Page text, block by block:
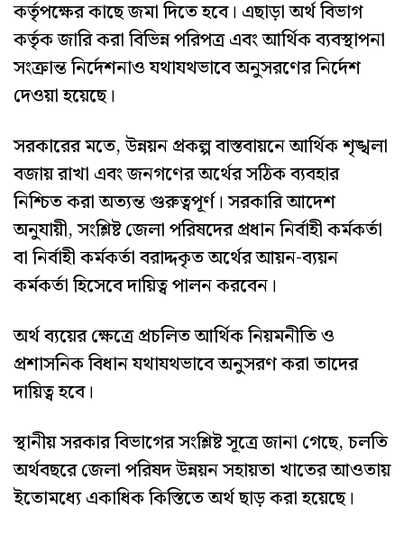
কর্তৃপক্ষের কাছে জমা দিতে হবে। এছাড়া অর্থ বিভাগ
কর্তৃক জারি করা বিভিন্ন পরিপত্র এবং আর্থিক ব্যবস্থাপনা
সংক্রান্ত নির্দেশনাও যথাযথভাবে অনুসরণের নির্দেশ
দেওয়া হয়েছে।
সরকারের মতে, উন্নয়ন প্রকল্প বাস্তবায়নে আর্থিক শৃঙ্খলা
বজায় রাখা এবং জনগণের অর্থের সঠিক ব্যবহার
নিশ্চিত করা অত্যন্ত গুরুত্বপূর্ণ। সরকারি আদেশ
অনুযায়ী, সংশ্লিষ্ট জেলা পরিষদের প্রধান নির্বাহী কর্মকর্তা
বা নির্বাহী কর্মকর্তা বরাদ্দকৃত অর্থের আয়ন-ব্যয়ন
কর্মকর্তা হিসেবে দায়িত্ব পালন করবেন।
অর্থ ব্যয়ের ক্ষেত্রে প্রচলিত আর্থিক নিয়মনীতি ও
প্রশাসনিক বিধান যথাযথভাবে অনুসরণ করা তাদের
দায়িত্ব হবে।
স্থানীয় সরকার বিভাগের সংশ্লিষ্ট সূত্রে জানা গেছে, চলতি
অর্থবছরে জেলা পরিষদ উন্নয়ন সহায়তা খাতের আওতায়
ইতোমধ্যে একাধিক কিস্তিতে অর্থ ছাড় করা হয়েছে।